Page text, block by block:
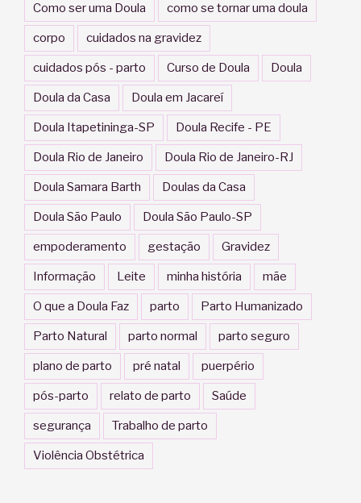
Como ser uma Doula como se tornar uma doula
corpo cuidados na gravidez
cuidados pós - parto Curso de Doula Doula
Doula da Casa Doula em Jacareí
Doula Itapetininga-SP Doula Recife - PE
Doula Rio de Janeiro Doula Rio de Janeiro-RJ
Doula Samara Barth Doulas da Casa
Doula São Paulo Doula São Paulo-SP
empoderamento gestação Gravidez
Informação Leite minha história mãe
O que a Doula Faz parto Parto Humanizado
Parto Natural parto normal parto seguro
plano de parto pré natal puerpério
pós-parto relato de parto Saúde
segurança Trabalho de parto
Violência Obstétrica